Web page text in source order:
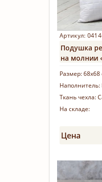
Артикул:
Подушка
на молнии
Размер:68х68
Наполнитель:
Ткань чехла:
На складе:
Цена